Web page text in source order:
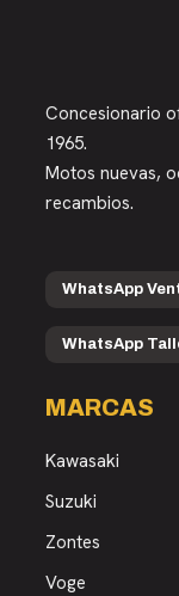
Concesionario
1965.
Motos nuevas,
recambios.
WhatsApp
WhatsApp
MARCAS
Kawasaki
Suzuki
Zontes
Voge